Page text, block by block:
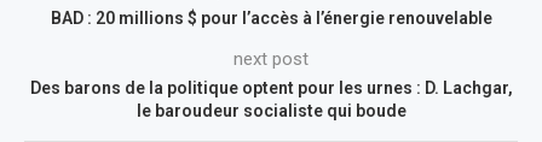
BAD : 20 millions $ pour l’accès à l’énergie renouvelable
next post
Des barons de la politique optent pour les urnes : D. Lachgar,
le baroudeur socialiste qui boude